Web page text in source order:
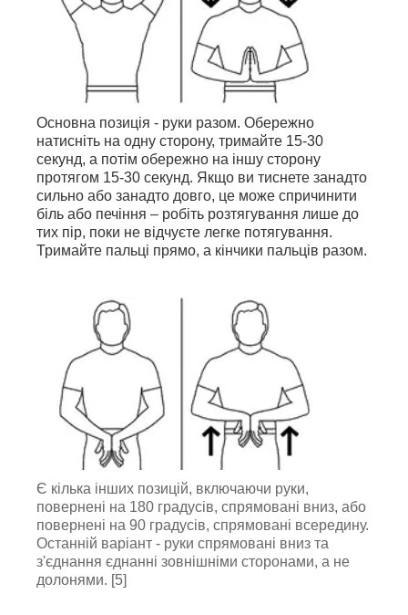
Основна позиція - руки разом. Обережно
натисніть на одну сторону, тримайте 15-30
секунд, а потім обережно на іншу сторону
протягом 15-30 секунд. Якщо ви тиснете занадто
сильно або занадто довго, це може спричинити
біль або печіння – робіть розтягування лише до
тих пір, поки не відчуєте легке потягування.
Тримайте пальці прямо, а кінчики пальців разом.
Є кілька інших позицій, включаючи руки,
повернені на 180 градусів, спрямовані вниз, або
повернені на 90 градусів, спрямовані всередину.
Останній варіант - руки спрямовані вниз та
з'єднання єднанні зовнішніми сторонами, а не
долонями. [5]